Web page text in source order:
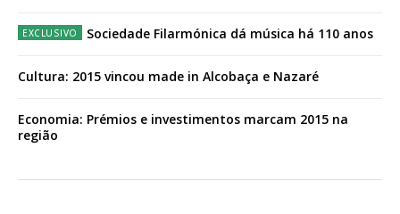
Sociedade Filarmónica dá música há 110 anos
Cultura: 2015 vincou made in Alcobaça e Nazaré
Economia: Prémios e investimentos marcam 2015 na
região